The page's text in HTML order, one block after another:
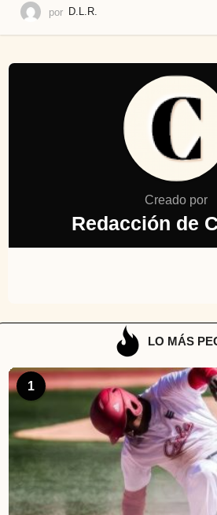
por D.L.R.
Creado por
Redacción de
LO MÁS
1